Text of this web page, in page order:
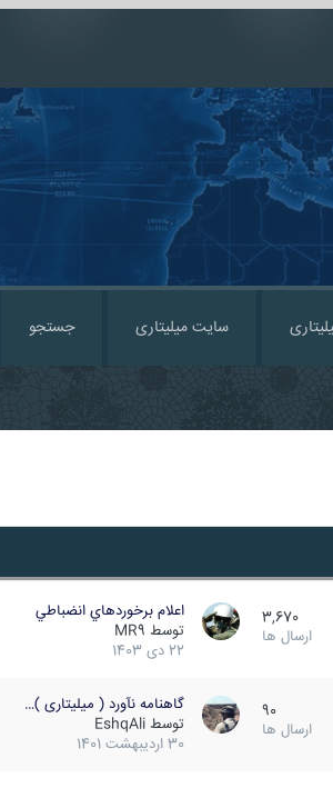
سایت میلیتاری جستجو
3,670
ارسال ها
اعلام برخوردهاي انضباطي
توسط MR9
22 دی 1403
90
ارسال ها
گاهنامه نآورد ( میلیتاری )…
توسط EshqAli
30 اردیبهشت 1401